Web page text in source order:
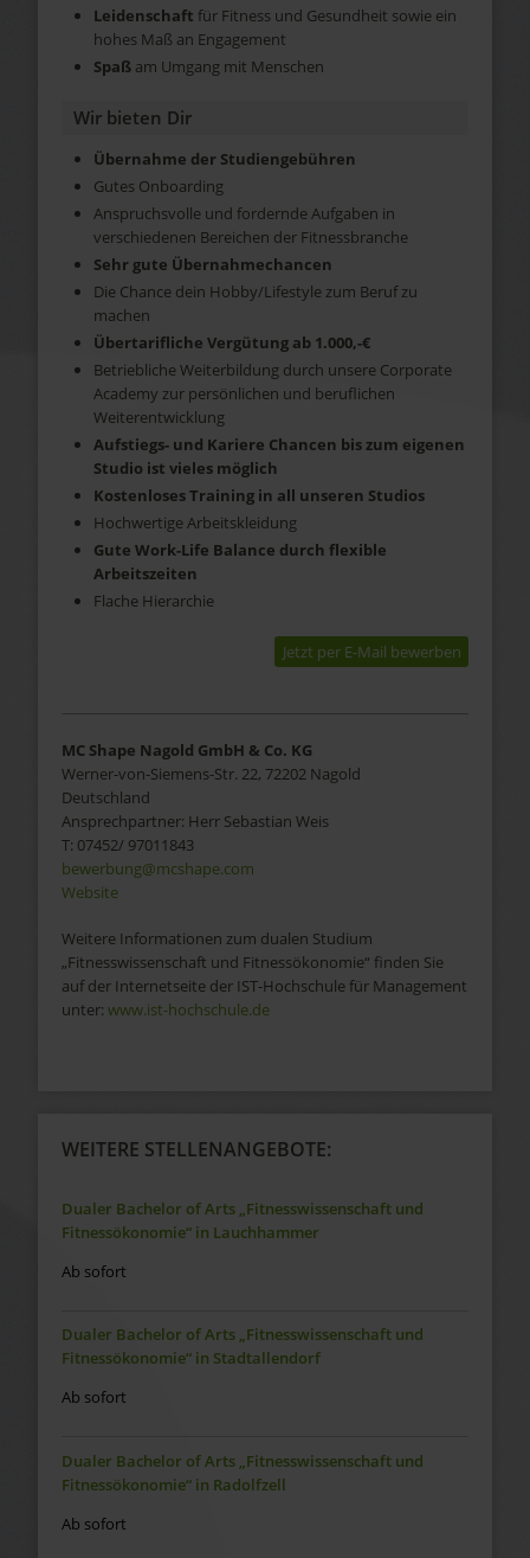
Leidenschaft für Fitness und Gesundheit sowie ein
hohes Maß an Engagement
Spaß am Umgang mit Menschen
Wir bieten Dir
Übernahme der Studiengebühren
Gutes Onboarding
Anspruchsvolle und fordernde Aufgaben in
verschiedenen Bereichen der Fitnessbranche
Sehr gute Übernahmechancen
Die Chance dein Hobby/Lifestyle zum Beruf zu
machen
Übertarifliche Vergütung ab 1.000,-€
Betriebliche Weiterbildung durch unsere Corporate
Academy zur persönlichen und beruflichen
Weiterentwicklung
Aufstiegs- und Kariere Chancen bis zum eigenen
Studio ist vieles möglich
Kostenloses Training in all unseren Studios
Hochwertige Arbeitskleidung
Gute Work-Life Balance durch flexible
Arbeitszeiten
Flache Hierarchie
Jetzt per E-Mail bewerben
MC Shape Nagold GmbH & Co. KG
Werner-von-Siemens-Str. 22, 72202 Nagold
Deutschland
Ansprechpartner: Herr Sebastian Weis
T: 07452/ 97011843
bewerbung@mcshape.com
Website
Weitere Informationen zum dualen Studium
„Fitnesswissenschaft und Fitnessökonomie“ finden Sie
auf der Internetseite der IST-Hochschule für Management
unter: www.ist-hochschule.de
WEITERE STELLENANGEBOTE:
Dualer Bachelor of Arts „Fitnesswissenschaft und
Fitnessökonomie“ in Lauchhammer
Ab sofort
Dualer Bachelor of Arts „Fitnesswissenschaft und
Fitnessökonomie“ in Stadtallendorf
Ab sofort
Dualer Bachelor of Arts „Fitnesswissenschaft und
Fitnessökonomie“ in Radolfzell
Ab sofort